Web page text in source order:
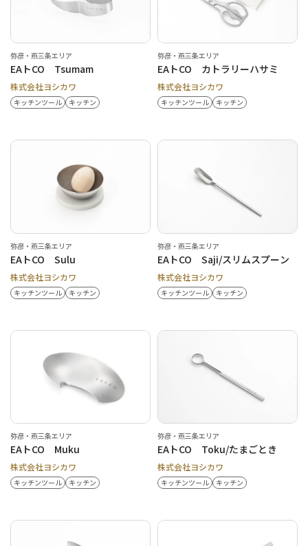
弥彦・燕三条エリア
EAトCO Tsumam
株式会社ヨシカワ
キッチンツール キッチン
弥彦・燕三条エリア
EAトCO カトラリーハサミ
株式会社ヨシカワ
キッチンツール キッチン
弥彦・燕三条エリア
EAトCO Sulu
株式会社ヨシカワ
キッチンツール キッチン
弥彦・燕三条エリア
EAトCO Saji/スリムスプーン
株式会社ヨシカワ
キッチンツール キッチン
弥彦・燕三条エリア
EAトCO Muku
株式会社ヨシカワ
キッチンツール キッチン
弥彦・燕三条エリア
EAトCO Toku/たまごとき
株式会社ヨシカワ
キッチンツール キッチン